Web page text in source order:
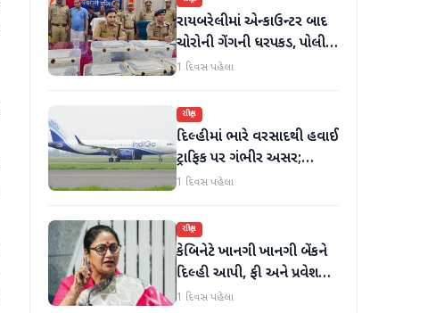
રાયબરેલીમાં એન્કાઉન્ટર બાદ
ચોરોની ગેંગની ધરપકડ, પોલીસે
12.4 કિલો ચાંદીના દાગીના
1 દિવસ પહેલા
રાષ્ટ્રીય
દિલ્હીમાં ભારે વરસાદથી હવાઈ
ટ્રાફિક પર ગંભીર અસર;
ઈન્ડિગોએ મુસાફરો માટે
1 દિવસ પહેલા
રાષ્ટ્રીય
કેબિનેટે ખાનગી ખાનગી બેંકને
દિલ્હી આપી, ફી અને પ્રવેશ
માટે નવા નિયમો વિશે જાણો
1 દિવસ પહેલા